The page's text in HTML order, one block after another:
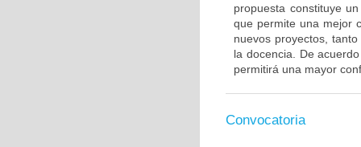
propuesta constituye
que permite una mejor
nuevos proyectos,
la docencia. De
permitirá una mayor
Convocatoria